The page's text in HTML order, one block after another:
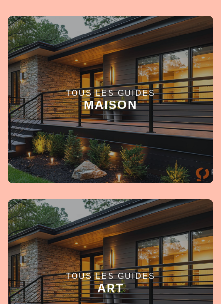
TOUS LES GUIDES
MAISON
EN SAVOIR +
TOUS LES GUIDES
ART
EN SAVOIR +